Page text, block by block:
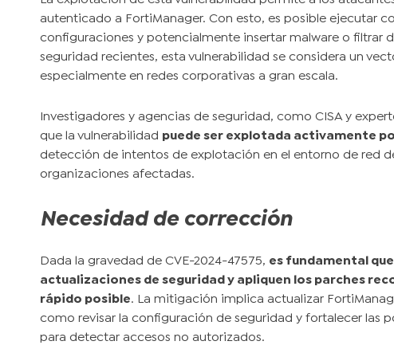
autenticado a FortiManager. Con esto, es posible ejecutar
configuraciones y potencialmente insertar malware o filtrar
seguridad recientes, esta vulnerabilidad se considera un
especialmente en redes corporativas a gran escala.
Investigadores y agencias de seguridad, como CISA y
que la vulnerabilidad puede ser explotada activamente
detección de intentos de explotación en el entorno de red
organizaciones afectadas.
Necesidad de corrección
Dada la gravedad de CVE-2024-47575, es fundamental
actualizaciones de seguridad y apliquen los parches
rápido posible. La mitigación implica actualizar
como revisar la configuración de seguridad y fortalecer las
para detectar accesos no autorizados.